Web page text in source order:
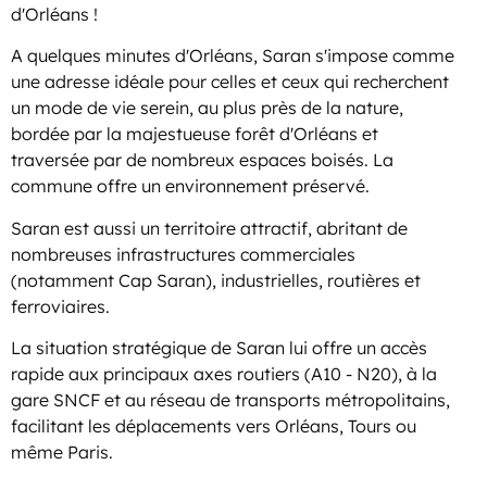
d'Orléans !
A quelques minutes d'Orléans, Saran s'impose comme
une adresse idéale pour celles et ceux qui recherchent
un mode de vie serein, au plus près de la nature,
bordée par la majestueuse forêt d'Orléans et
traversée par de nombreux espaces boisés. La
commune offre un environnement préservé.
Saran est aussi un territoire attractif, abritant de
nombreuses infrastructures commerciales
(notamment Cap Saran), industrielles, routières et
ferroviaires.
La situation stratégique de Saran lui offre un accès
rapide aux principaux axes routiers (A10 - N20), à la
gare SNCF et au réseau de transports métropolitains,
facilitant les déplacements vers Orléans, Tours ou
même Paris.